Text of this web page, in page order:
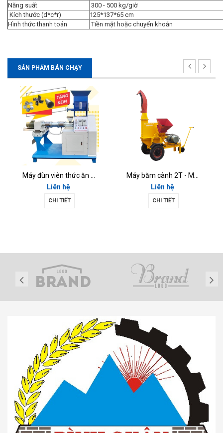
Năng suất
300 - 500 kg/giờ
Kích thước (d*c*r)
125*137*65 cm
Hình thức thanh toán
Tiền mặt hoặc chuyển khoản
SẢN PHẨM BÁN CHẠY
Liên hệ
CHI TIẾT
Liên hệ
CHI TIẾT